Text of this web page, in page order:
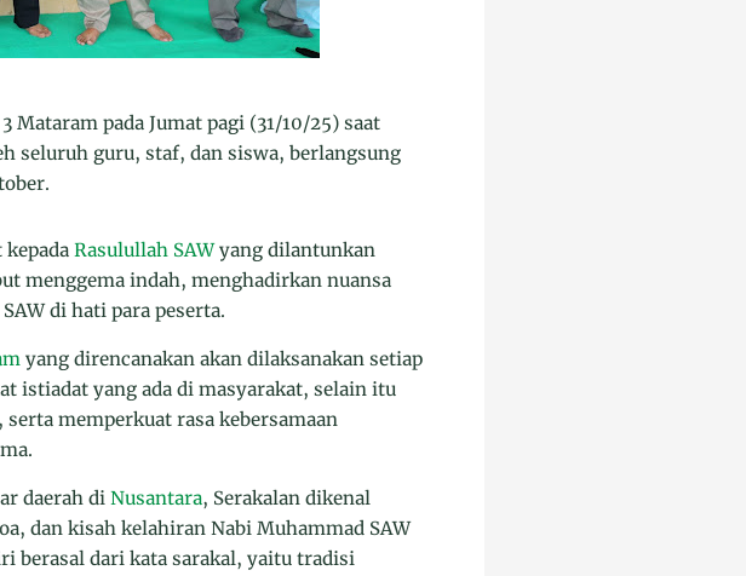
pada Jumat pagi (31/10/25) saat
seluruh guru, staf, dan siswa, berlangsung
Rasulullah SAWyang dilantunkan
menggema indah, menghadirkan nuansa
di hati para peserta.
yang direncanakan akan dilaksanakan setiap
istiadat yang ada di masyarakat, selain itu
memperkuat rasa kebersamaan
daerah di Nusantara, Serakalan dikenal
dan kisah kelahiran Nabi Muhammad SAW
berasal dari kata sarakal, yaitu tradisi